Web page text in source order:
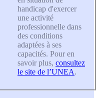
handicap d'exercer
une activité
professionnelle dans
des conditions
adaptées à ses
capacités. Pour en
savoir plus, consultez
le site de l’UNEA.